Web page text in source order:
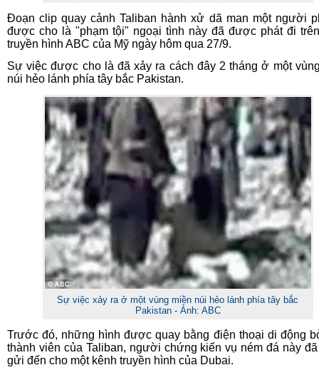
Đoạn clip quay cảnh Taliban hành xử dã man một người
được cho là "phạm tội" ngoại tình này đã được phát đi
truyền hình ABC của Mỹ ngày hôm qua 27/9.
Sự việc được cho là đã xảy ra cách đây 2 tháng ở một
núi hẻo lánh phía tây bắc Pakistan.
Sự việc xảy ra ở một vùng miền núi hẻo lánh phía tây bắc
Pakistan - Ảnh: ABC
Trước đó, những hình được quay bằng điện thoại di động
thành viên của Taliban, người chứng kiến vụ ném đá này
gửi đến cho một kênh truyền hình của Dubai.